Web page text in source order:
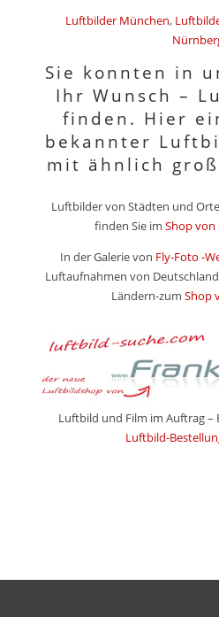
Luftbilder München,
Sie konnten in
Ihr Wunsch –
finden. Hier
bekannter
mit ähnlich
Luftbilder von Städten und
finden Sie im Shop von
In der Galerie von Fly-Foto -
Luftaufnahmen von
Ländern-zumShop
Luftbild und Film im Auftrag –
Luftbild-